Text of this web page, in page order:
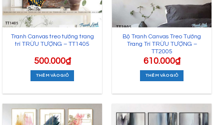
Tranh Canvas treo tường trang
trí TRỪU TƯỢNG – TT1405
500.000₫
THÊM VÀO GIỎ
Bộ Tranh Canvas Treo Tường
Trang Trí TRỪU TƯỢNG –
TT2005
610.000₫
THÊM VÀO GIỎ